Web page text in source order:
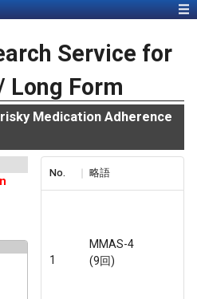
Service for
Form
Medication Adherence
No. 略語
1
MMAS-4
(9回)